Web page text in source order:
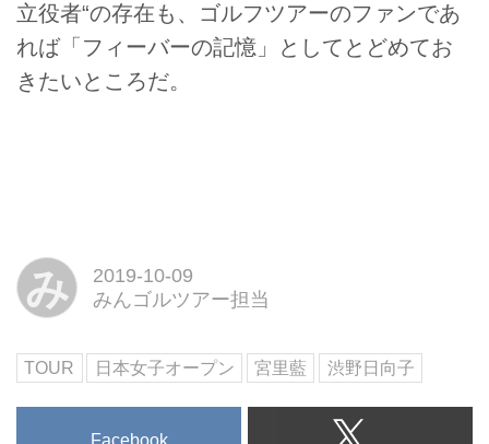
立役者“の存在も、ゴルフツアーのファンであ
れば「フィーバーの記憶」としてとどめてお
きたいところだ。
み
2019-10-09
みんゴルツアー担当
TOUR 日本女子オープン 宮里藍 渋野日向子
Facebook